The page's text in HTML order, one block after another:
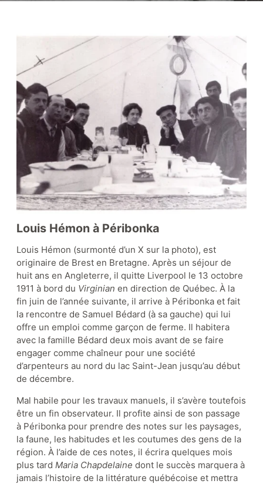
Le coin lecture
Nos collections
Boutique-librairie
Appuyez le musée
Actualités Événements
Louis Hémon à Péribonka
Louis Hémon (surmonté d’un X sur la photo), est
originaire de Brest en Bretagne. Après un séjour de
huit ans en Angleterre, il quitte Liverpool le 13 octobre
1911 à bord du Virginian en direction de Québec. À la
fin juin de l’année suivante, il arrive à Péribonka et fait
la rencontre de Samuel Bédard (à sa gauche) qui lui
offre un emploi comme garçon de ferme. Il habitera
avec la famille Bédard deux mois avant de se faire
engager comme chaîneur pour une société
d’arpenteurs au nord du lac Saint-Jean jusqu’au début
de décembre.
Mal habile pour les travaux manuels, il s’avère toutefois
être un fin observateur. Il profite ainsi de son passage
à Péribonka pour prendre des notes sur les paysages,
la faune, les habitudes et les coutumes des gens de la
région. À l’aide de ces notes, il écrira quelques mois
plus tard Maria Chapdelainedont le succès marquera à
jamais l’histoire de la littérature québécoise et mettra